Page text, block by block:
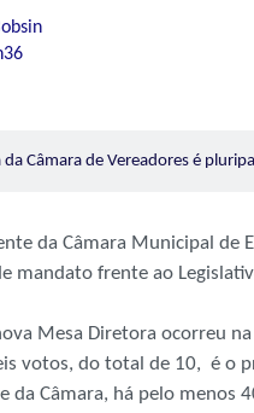
Câmara de Vereadores é
da Câmara Municipal de
mandato frente ao
Mesa Diretora ocorreu
votos, do total de 10, é o
da Câmara, há pelo menos